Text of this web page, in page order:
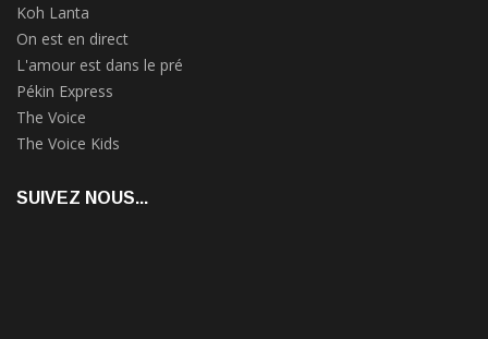
Koh Lanta
On est en direct
L'amour est dans le pré
Pékin Express
The Voice
The Voice Kids
SUIVEZ NOUS...